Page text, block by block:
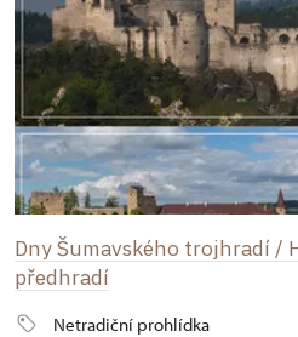
Dny Šumavského trojhradí /
předhradí
Netradiční prohlídka